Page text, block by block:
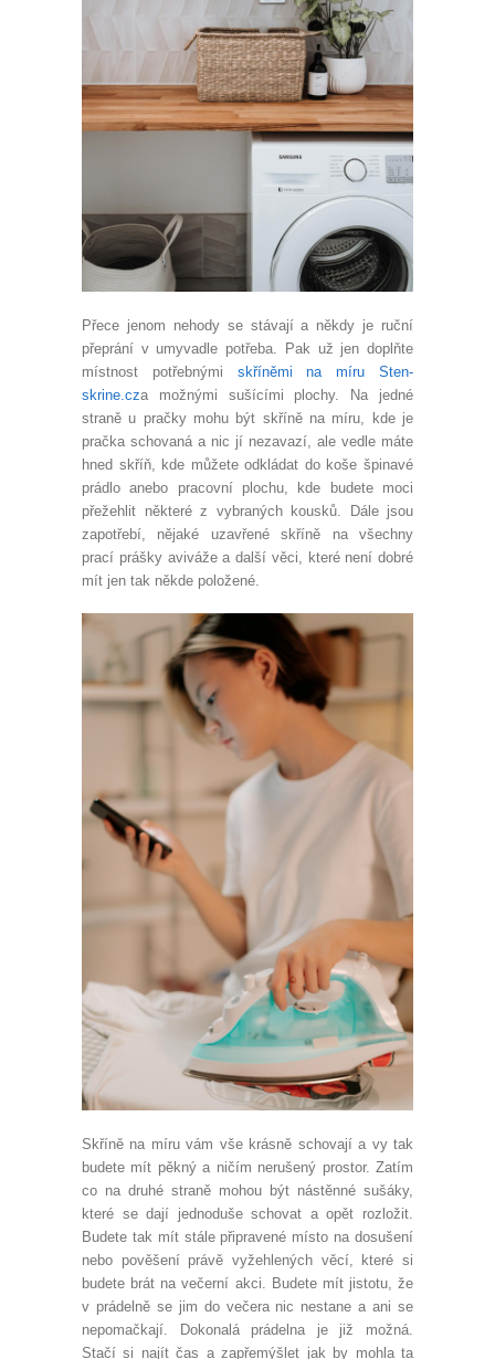
Přece jenom nehody se stávají a někdy je ruční
přeprání v umyvadle potřeba. Pak už jen doplňte
místnost potřebnými skříněmi na míru Sten-
skrine.cza možnými sušícími plochy. Na jedné
straně u pračky mohu být skříně na míru, kde je
pračka schovaná a nic jí nezavazí, ale vedle máte
hned skříň, kde můžete odkládat do koše špinavé
prádlo anebo pracovní plochu, kde budete moci
přežehlit některé z vybraných kousků. Dále jsou
zapotřebí, nějaké uzavřené skříně na všechny
prací prášky aviváže a další věci, které není dobré
mít jen tak někde položené.
Skříně na míru vám vše krásně schovají a vy tak
budete mít pěkný a ničím nerušený prostor. Zatím
co na druhé straně mohou být nástěnné sušáky,
které se dají jednoduše schovat a opět rozložit.
Budete tak mít stále připravené místo na dosušení
nebo pověšení právě vyžehlených věcí, které si
budete brát na večerní akci. Budete mít jistotu, že
v prádelně se jim do večera nic nestane a ani se
nepomačkají. Dokonalá prádelna je již možná.
Stačí si najít čas a zapřemýšlet jak by mohla ta